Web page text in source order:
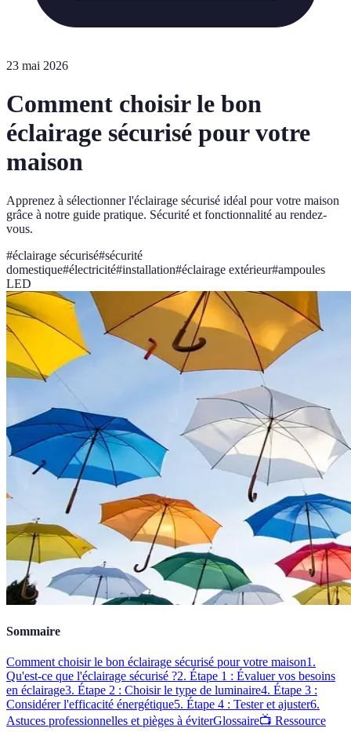
23 mai 2026
Comment choisir le bon
éclairage sécurisé pour votre
maison
Apprenez à sélectionner l'éclairage sécurisé idéal pour votre maison
grâce à notre guide pratique. Sécurité et fonctionnalité au rendez-
vous.
#éclairage sécurisé#sécurité
domestique#électricité#installation#éclairage extérieur#ampoules
LED
Sommaire
Comment choisir le bon éclairage sécurisé pour votre maison1.
Qu'est-ce que l'éclairage sécurisé ?2. Étape 1 : Évaluer vos besoins
en éclairage3. Étape 2 : Choisir le type de luminaire4. Étape 3 :
Considérer l'efficacité énergétique5. Étape 4 : Tester et ajuster6.
Astuces professionnelles et pièges à éviterGlossaire📺 Ressource